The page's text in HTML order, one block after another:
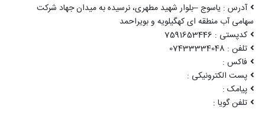
آدرس : یاسوج –بلوار شهید مطهری، نرسیده به میدان جهاد شرکت
سهامی آب منطقه ای کهگیلویه و بویراحمد
کدپستی : 7591653446
تلفن : 07433334048
فاکس :
پست الکترونیکی :
پیامک :
تلفن گویا :